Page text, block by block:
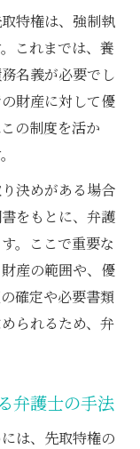
特権は、強制執
これまでは、養
名義が必要でし
財産に対して優
の制度を活か
決めがある場合
をもとに、弁護
。ここで重要な
産の範囲や、優
確定や必要書類
られるため、弁
弁護士の手法
は、先取特権の